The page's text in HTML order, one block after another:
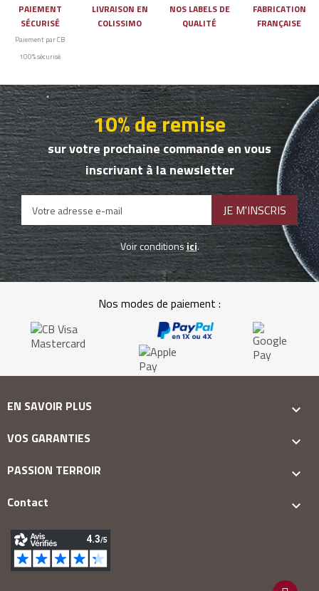
PAIEMENT
SÉCURISÉ
Paiement par CB
100% sécurisé
LIVRAISON EN
COLISSIMO
NOS LABELS DE
QUALITÉ
FABRICATION
FRANÇAISE
10% de remise
sur votre prochaine commande en vous
inscrivant à la newsletter
Voir conditionsici.
Nos modes de paiement :
EN SAVOIR PLUS

VOS GARANTIES

PASSION TERROIR

Contact
